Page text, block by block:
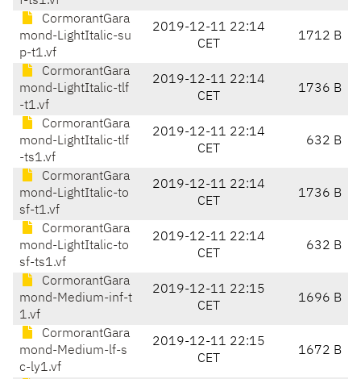
CormorantGara
mond-LightItalic-su
p-t1.vf
2019-12-11 22:14
CET
1712 B
CormorantGara
mond-LightItalic-tlf
-t1.vf
2019-12-11 22:14
CET
1736 B
CormorantGara
mond-LightItalic-tlf
-ts1.vf
2019-12-11 22:14
CET
632 B
CormorantGara
mond-LightItalic-to
sf-t1.vf
2019-12-11 22:14
CET
1736 B
CormorantGara
mond-LightItalic-to
sf-ts1.vf
2019-12-11 22:14
CET
632 B
CormorantGara
mond-Medium-inf-t
1.vf
2019-12-11 22:15
CET
1696 B
CormorantGara
mond-Medium-lf-s
c-ly1.vf
2019-12-11 22:15
CET
1672 B